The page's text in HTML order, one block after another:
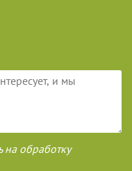
на обработку